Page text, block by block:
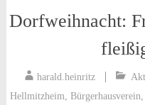
Dorfweihnacht:
harald.heinritz
Hellmitzheim, Bürgerhausverein,